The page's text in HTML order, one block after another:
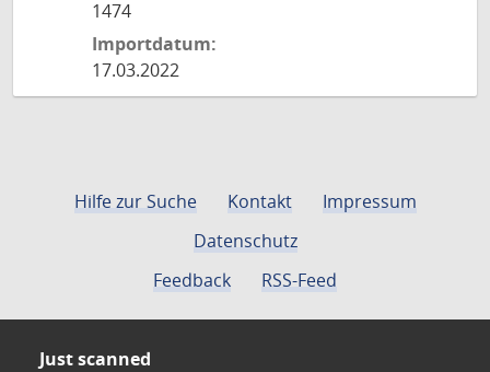
1474
Importdatum:
17.03.2022
Hilfe zur Suche Kontakt
Impressum
Datenschutz
Feedback
RSS-Feed
Just scanned